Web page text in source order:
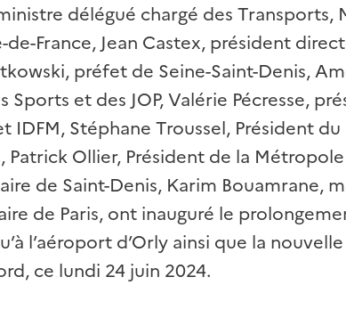
délégué chargé des Transports,
de-France, Jean Castex, président
préfet de Seine-Saint-Denis,
Sports et des JOP, Valérie Pécresse,
IDFM, Stéphane Troussel, Président
Patrick Ollier, Président de la
de Saint-Denis, Karim Bouamrane,
de Paris, ont inauguré le
l’aéroport d’Orly ainsi que la
ce lundi 24 juin 2024.